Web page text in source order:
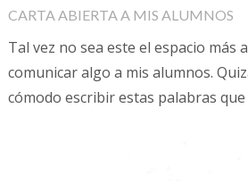
CARTA ABIERTA A MIS ALUMNOS
Tal vez no sea este el espacio más
comunicar algo a mis alumnos.
cómodo escribir estas palabras que